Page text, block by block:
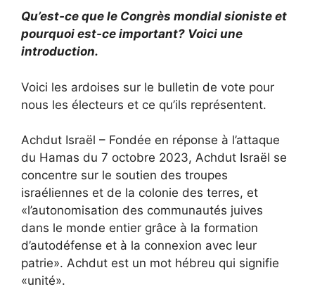
Qu’est-ce que le Congrès mondial sioniste et
pourquoi est-ce important? Voici une
introduction.
Voici les ardoises sur le bulletin de vote pour
nous les électeurs et ce qu’ils représentent.
Achdut Israël – Fondée en réponse à l’attaque
du Hamas du 7 octobre 2023, Achdut Israël se
concentre sur le soutien des troupes
israéliennes et de la colonie des terres, et
«l’autonomisation des communautés juives
dans le monde entier grâce à la formation
d’autodéfense et à la connexion avec leur
patrie». Achdut est un mot hébreu qui signifie
«unité».